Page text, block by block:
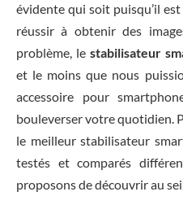
évidente qui soit puisqu’il
réussir à obtenir des
problème, le stabilisateur
et le moins que nous
accessoire pour
bouleverser votre quotidien.
le meilleur stabilisateur
testés et comparés
proposons de découvrir au